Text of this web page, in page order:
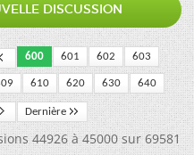
DISCUSSION
600 601 602 603
610 620 630 640
Dernière
44926 à 45000 sur 69581